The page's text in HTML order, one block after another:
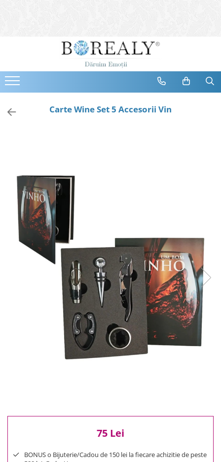
Bijuterii
Cercei
Bratari
Coliere
Bijuterii Femei
Bijuterii Copii
Bijuterii Mirese
Selectii
Reduceri
Cele mai noi
Cele mai vandute
Cele mai votate
100 Lei - 200 Lei
200 Lei - 300 Lei
300 Lei - 500 Lei
500 Lei - 1000 Lei
Carte Wine Set 5 Accesorii Vin
75 Lei
BONUS o Bijuterie/Cadou de 150 lei la fiecare achizitie de peste